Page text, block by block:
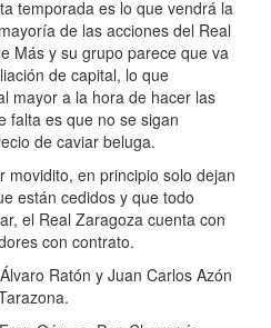
temporada es lo que vendrá la
de las acciones del Real
Más y su grupo parece que va
de capital, lo que
mayor a la hora de hacer las
falta es que no se sigan
de caviar beluga.
en principio solo dejan
están cedidos y que todo
el Real Zaragoza cuenta con
con contrato.
Ratón y Juan Carlos Azón